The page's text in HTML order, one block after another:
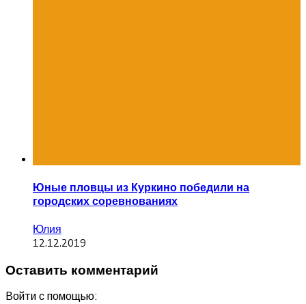
Юные пловцы из Куркино победили на
городских соревнованиях
Юлия
12.12.2019
Оставить комментарий
Войти с помощью: